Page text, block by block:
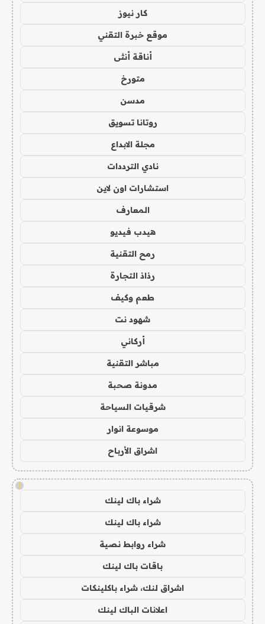
كار نيوز
موقع خبرة التقني
أناقة أنثى
متورخ
مدسن
روتانا تسويق
مجلة الابداع
نادي الترددات
استشارات اون لاين
المعارف
هيدب فيديو
رمح التقنية
رذاذ التجارة
طعم وكيف
شهود نت
أركاني
مباشر التقنية
مدونة صحبة
شرقيات السياحة
موسوعة انوار
اشراق الأرباح
!
شراء باك لينك
شراء باك لينك
شراء روابط نصية
باقات باك لينك
اشراق لنك، شراء باكلينكات
اعلانات الباك لينك